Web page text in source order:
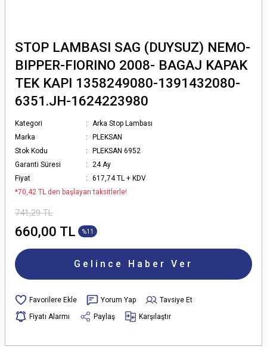
STOP LAMBASI SAG (DUYSUZ) NEMO-
BIPPER-FIORINO 2008- BAGAJ KAPAK
TEK KAPI 1358249080-1391432080-
6351.JH-1624223980
Kategori
Arka Stop Lambası
Marka
PLEKSAN
Stok Kodu
PLEKSAN 6952
Garanti Süresi
24 Ay
Fiyat
617,74 TL + KDV
*70,42 TL den başlayan taksitlerle!
741,29 TL
660,00 TL %11
Gelince Haber Ver
Yorum Yap
Tavsiye Et
Fiyatı Alarmı
Paylaş Karşılaştır